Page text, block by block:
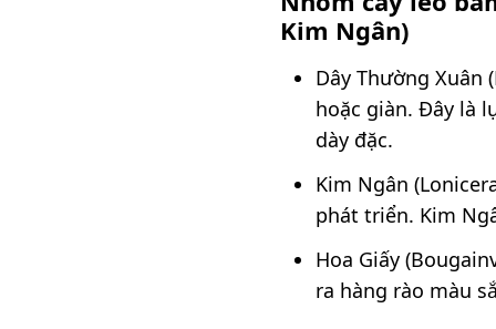
Kim Ngân)
Dây Thường Xuân
hoặc giàn. Đây là
dày đặc.
Kim Ngân
phát triển. Kim
Hoa Giấy
ra hàng rào màu